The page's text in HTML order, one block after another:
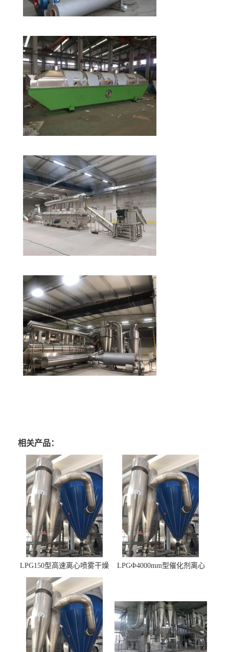
相关产品：
LPG150型高速离心喷雾干燥
机 φ2.85m
LPGФ4000mm型催化剂离心